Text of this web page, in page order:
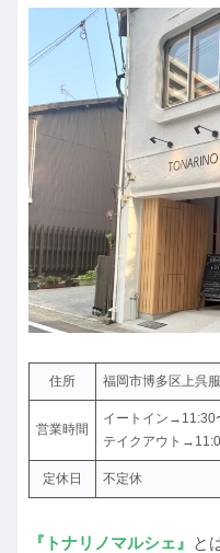
住所 福岡市博多区上呉
営業時間
イートイン→11:30
テイクアウト
定休日 不定休
『トナリノマルシェ』 と